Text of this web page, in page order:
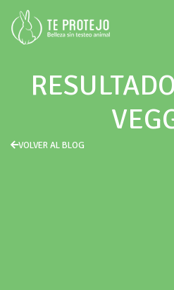
VOLVER AL BLOG